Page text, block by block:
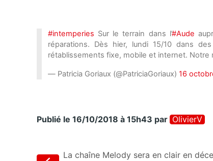
#intemperies Sur le terrain dans l’#Aude
réparations. Dès hier, lundi 15/10 dans
rétablissements fixe, mobile et internet. Notre
— Patricia Goriaux (@PatriciaGoriaux) 16
Publié le 16/10/2018 à 15h43 par OlivierV
La chaîne Melody sera en clair en